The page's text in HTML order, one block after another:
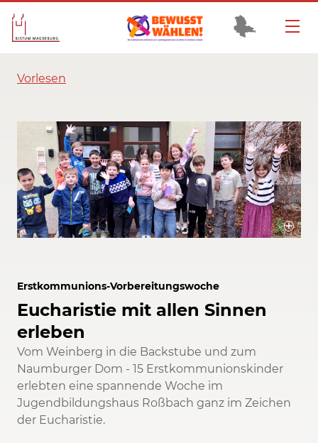
Vorlesen
Erstkommunions-Vorbereitungswoche
Eucharistie mit allen Sinnen
erleben
Vom Weinberg in die Backstube und zum
Naumburger Dom - 15 Erstkommunionskinder
erlebten eine spannende Woche im
Jugendbildungshaus Roßbach ganz im Zeichen
der Eucharistie.